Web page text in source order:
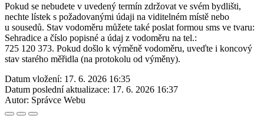
Pokud se nebudete v uvedený termín zdržovat ve svém bydlišti,
nechte lístek s požadovanými údaji na viditelném místě nebo
u sousedů. Stav vodoměru můžete také poslat formou sms ve tvaru:
Sehradice a číslo popisné a údaj z vodoměru na tel.:
725 120 373. Pokud došlo k výměně vodoměru, uveďte i koncový
stav starého měřidla (na protokolu od výměny).
Datum vložení: 17. 6. 2026 16:35
Datum poslední aktualizace: 17. 6. 2026 16:37
Autor: Správce Webu